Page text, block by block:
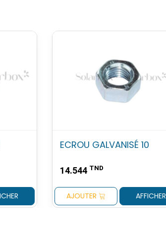
ECROU GALVANISÉ 10
14.544 TND
AJOUTER AFFICHER